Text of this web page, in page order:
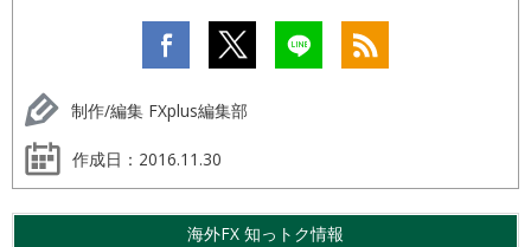
制作/編集 FXplus編集部
作成日： 2016.11.30
海外FX 知っトク情報